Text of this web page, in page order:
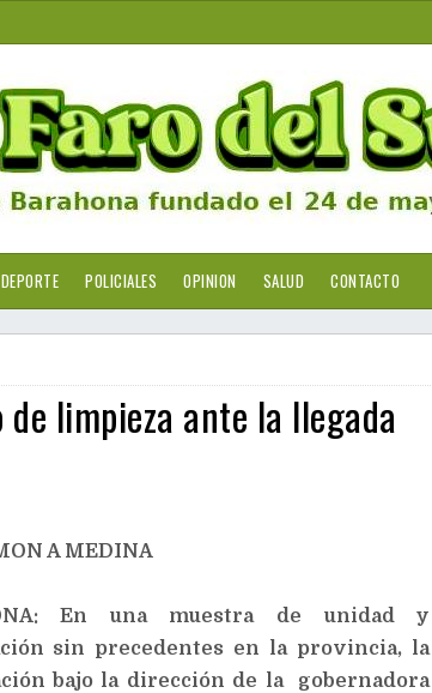
DEPORTE POLICIALES OPINION SALUD CONTACTO
limpieza ante la llegada
A MEDINA
En una muestra de unidad y
sin precedentes en la provincia, la
bajo la dirección de la gobernadora